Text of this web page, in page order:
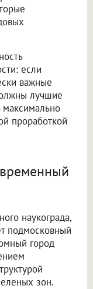
если
важные
лучшие
максимально
проработкой
наукограда,
подмосковный
город
зон.